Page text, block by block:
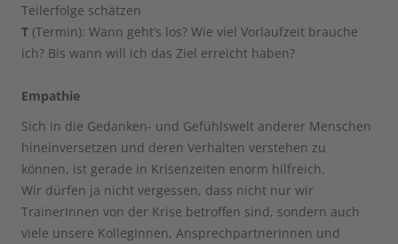
Teilerfolge schätzen
T (Termin): Wann geht’s los? Wie viel Vorlaufzeit brauche
ich? Bis wann will ich das Ziel erreicht haben?
Empathie
Sich in die Gedanken- und Gefühlswelt anderer Menschen
hineinversetzen und deren Verhalten verstehen zu
können, ist gerade in Krisenzeiten enorm hilfreich.
Wir dürfen ja nicht vergessen, dass nicht nur wir
TrainerInnen von der Krise betroffen sind, sondern auch
viele unsere KollegInnen, AnsprechpartnerInnen und